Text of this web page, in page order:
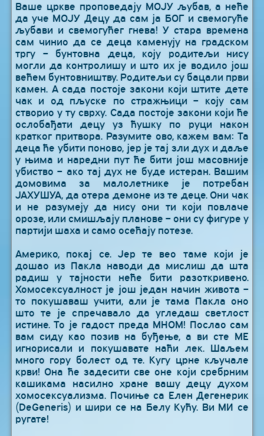
Ваше цркве проповедају МОЈУ љубав, а неће
да уче МОЈУ Децу да сам ја БОГ и свемогуће
љубави и свемогућег гнева! У стара времена
сам чинио да се деца каменују на градском
тргу – бунтовна деца, коју родитељи нису
могли да контролишу и што их је водило још
већем бунтовништву. Родитељи су бацали први
камен. А сада постоје закони који штите дете
чак и од пљуске по стражњици – коју сам
створио у ту сврху. Сада постоје закони који ће
ослобађати децу уз ћушку по руци након
кратког притвора. Разумите ово, кажем вам: Та
деца ће убити поново, јер је тај зли дух и даље
у њима и наредни пут ће бити још масовније
убиство – ако тај дух не буде истеран. Вашим
домовима за малолетнике је потребан
ЈАХУШУА, да отера демоне из те деце. Они чак
и не разумеју да нису они ти који повлаче
орозе, или смишљају планове – они су фигуре у
партији шаха и само осећају потезе.
Америко, покај се. Јер те вео таме који је
дошао из Пакла наводи да мислиш да шта
радиш у тајности неће бити разоткривено.
Хомосексуалност је још један начин живота –
то покушаваш учити, али је тама Пакла оно
што те је спречавало да угледаш светлост
истине. То је гадост преда МНОМ! Послао сам
вам сиду као позив на буђење, а ви сте МЕ
игнорисали и покушавате наћи лек. Шаљем
много гору болест од те. Кугу црне кључале
крви! Она ће задесити све оне који сребрним
кашикама насилно хране вашу децу духом
хомосексуализма. Почиње са Елен Дегенерик
(DeGeneris) и шири се на Белу Кућу. Ви МИ се
ругате!